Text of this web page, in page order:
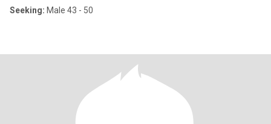
Seeking: Male 43 - 50